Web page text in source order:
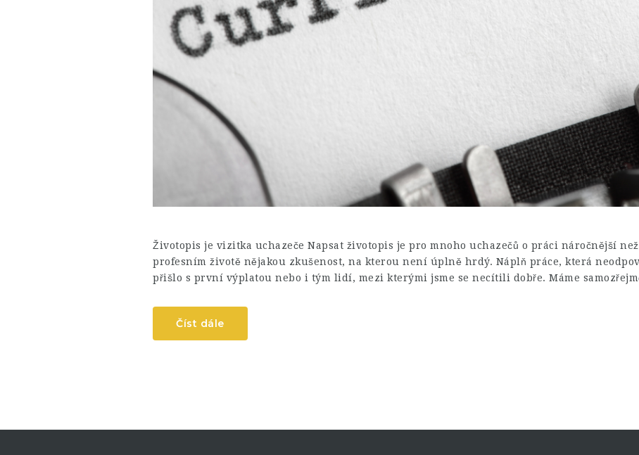
Životopis je vizitka uchazeče Napsat životopis je pro mnoho uchazečů o práci náročnější
profesním životě nějakou zkušenost, na kterou není úplně hrdý. Náplň práce, která
přišlo s první výplatou nebo i tým lidí, mezi kterými jsme se necítili dobře. Máme
Číst dále